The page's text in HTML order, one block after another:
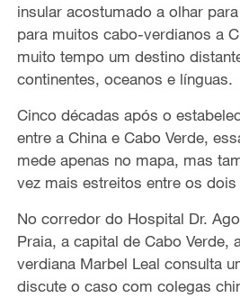
insular acostumado a olhar
para muitos cabo-verdianos a
muito tempo um destino
continentes, oceanos e línguas.
Cinco décadas após o
entre a China e Cabo Verde,
mede apenas no mapa, mas
vez mais estreitos entre os
No corredor do Hospital Dr.
Praia, a capital de Cabo Verde,
verdiana Marbel Leal consulta
discute o caso com colegas